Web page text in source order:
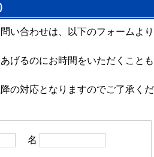
い合わせは、以下のフォームより
げるのにお時間をいただくことも
の対応となりますのでご了承くだ
名